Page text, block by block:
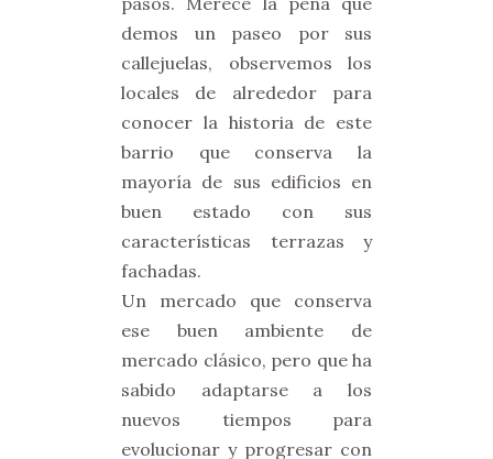
demos un paseo por sus
callejuelas, observemos los
locales de alrededor para
conocer la historia de este
barrio que conserva la
mayoría de sus edificios en
buen estado con sus
características terrazas y
fachadas.
Un mercado que conserva
ese buen ambiente de
mercado clásico, pero que ha
sabido adaptarse a los
nuevos tiempos para
evolucionar y progresar con